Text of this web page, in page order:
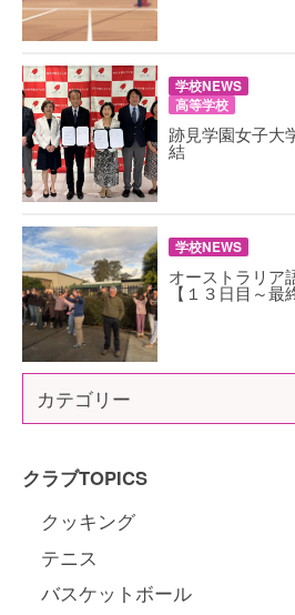
学校NEWS
高等学校
跡見学園女子大
結
学校NEWS
オーストラリア
【１３日目～最
カテゴリー
クラブTOPICS
クッキング
テニス
バスケットボール